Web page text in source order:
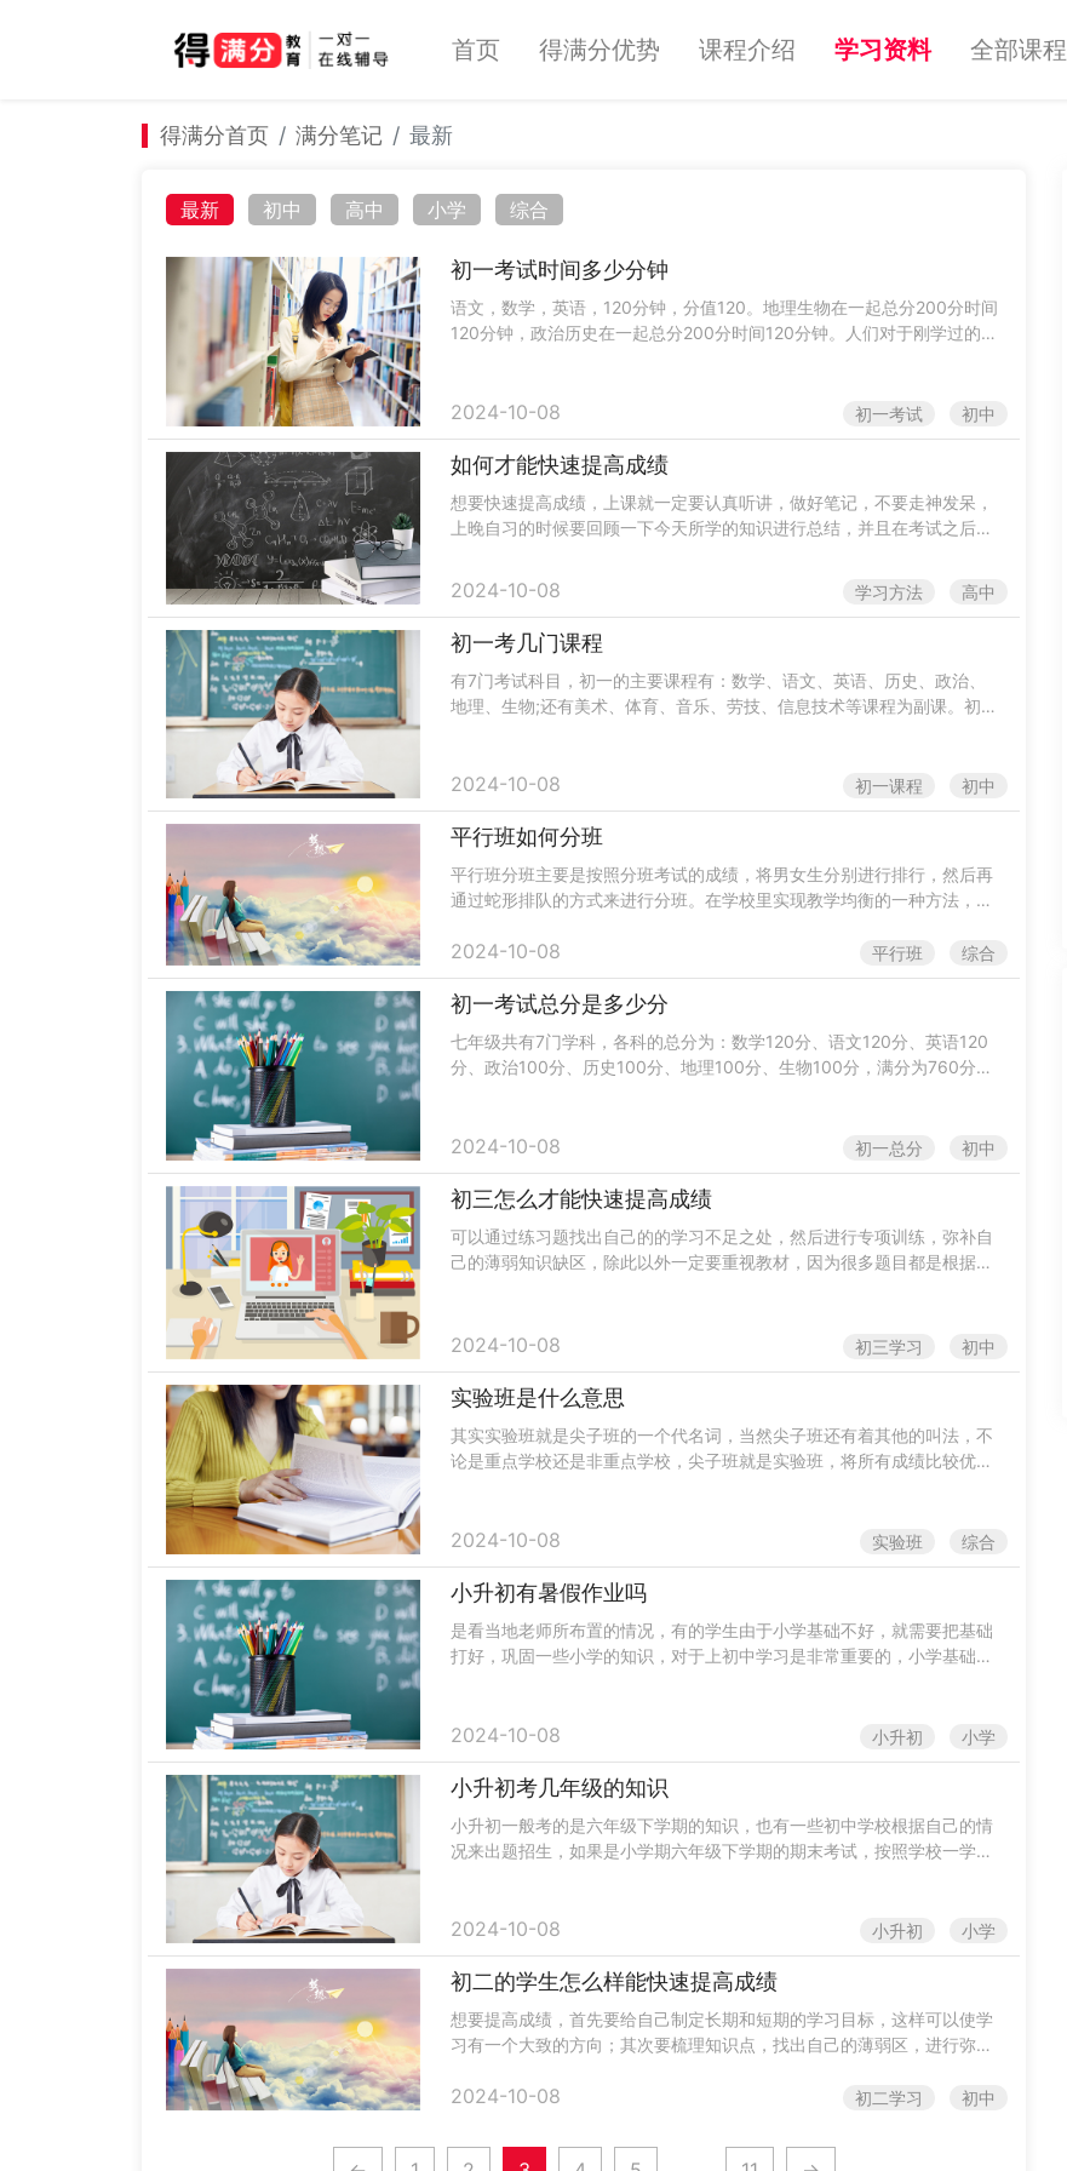
首页 得满分优势 课程介绍 学习资料 全部课程
得满分首页 满分笔记 最新
最新 初中 高中 小学 综合
初一考试时间多少分钟
语文，数学，英语，120分钟，分值120。地理生物在一起总分200分时间
120分钟，政治历史在一起总分200分时间120分钟。人们对于刚学过的东
2024-10-08 初一考试 初中
如何才能快速提高成绩
想要快速提高成绩，上课就一定要认真听讲，做好笔记，不要走神发呆，
上晚自习的时候要回顾一下今天所学的知识进行总结，并且在考试之后要
个学习计......
2024-10-08 学习方法 高中
初一考几门课程
有7门考试科目，初一的主要课程有：数学、语文、英语、历史、政治、
地理、生物;还有美术、体育、音乐、劳技、信息技术等课程为副课。初中
2024-10-08 初一课程 初中
平行班如何分班
平行班分班主要是按照分班考试的成绩，将男女生分别进行排行，然后再
通过蛇形排队的方式来进行分班。在学校里实现教学均衡的一种方法，这
讲竞争压......
2024-10-08 平行班 综合
初一考试总分是多少分
七年级共有7门学科，各科的总分为：数学120分、语文120分、英语120
分、政治100分、历史100分、地理100分、生物100分，满分为760分。
2024-10-08 初一总分 初中
初三怎么才能快速提高成绩
可以通过练习题找出自己的的学习不足之处，然后进行专项训练，弥补自
己的薄弱知识缺区，除此以外一定要重视教材，因为很多题目都是根据书
2024-10-08 初三学习 初中
实验班是什么意思
其实实验班就是尖子班的一个代名词，当然尖子班还有着其他的叫法，不
论是重点学校还是非重点学校，尖子班就是实验班，将所有成绩比较优异
2024-10-08 实验班 综合
小升初有暑假作业吗
是看当地老师所布置的情况，有的学生由于小学基础不好，就需要把基础
打好，巩固一些小学的知识，对于上初中学习是非常重要的，小学基础打
2024-10-08 小升初 小学
小升初考几年级的知识
小升初一般考的是六年级下学期的知识，也有一些初中学校根据自己的情
况来出题招生，如果是小学期六年级下学期的期末考试，按照学校一学期
2024-10-08 小升初 小学
初二的学生怎么样能快速提高成绩
想要提高成绩，首先要给自己制定长期和短期的学习目标，这样可以使学
习有一个大致的方向；其次要梳理知识点，找出自己的薄弱区，进行弥
是要按时完......
2024-10-08 初二学习 初中